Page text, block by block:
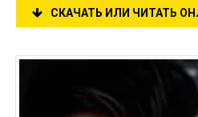
СКАЧАТЬ ИЛИ ЧИТАТЬ